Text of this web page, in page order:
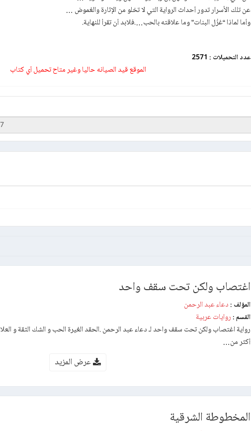
عن تلك الأسرار تدور أحداث الرواية التي لا تخلو من الإثارة والغموض …
وأما لماذا “غزْل البنات” وما علاقته بالحب….فلابد أن تقرأ للنهاية.
عدد التحميلات : 2571
الموقع قيد الصيانه حاليا وغير متاح تحميل أي كتاب
اغتصاب ولكن تحت سقف واحد
المؤلف : دعاء عبد الرحمن
القسم : روايات عربية
رواية اغتصاب ولكن تحت سقف واحد لـ دعاء عبد الرحمن .الحقد الغيرة الحب و الشك الثقة و
أكثر من…
عرض المزيد
المخطوطة الشرقية